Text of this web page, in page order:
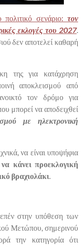
σενάριο: τον
εκλογές του 2027.
δεν αποτελεί καθαρή
της για κατάχρηση
αποκλεισμού από
τον δρόμο για
μπορεί να αποδειχθεί
με ηλεκτρονική
να είναι υποψήφια
κάνει προεκλογική
βραχιολάκι
στην υπόθεση των
Μετώπου, σημερινού
την κατηγορία ότι